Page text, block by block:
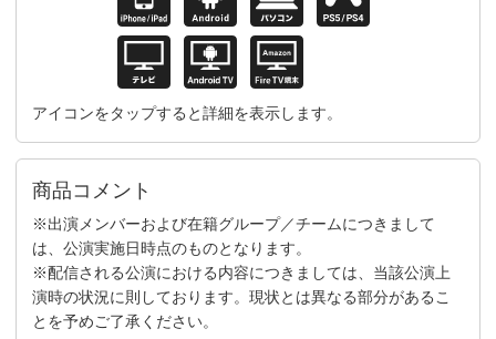
アイコンをタップすると詳細を表示します。
商品コメント
※出演メンバーおよび在籍グループ／チームにつきまして
は、公演実施日時点のものとなります。
※配信される公演における内容につきましては、当該公演上
演時の状況に則しております。現状とは異なる部分があるこ
とを予めご了承ください。